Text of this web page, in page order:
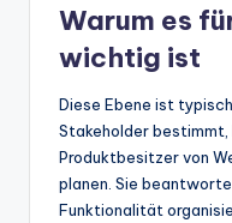
Warum es
wichtig ist
Diese Ebene ist
Stakeholder bestimmt,
Produktbesitzer von
planen. Sie
Funktionalität